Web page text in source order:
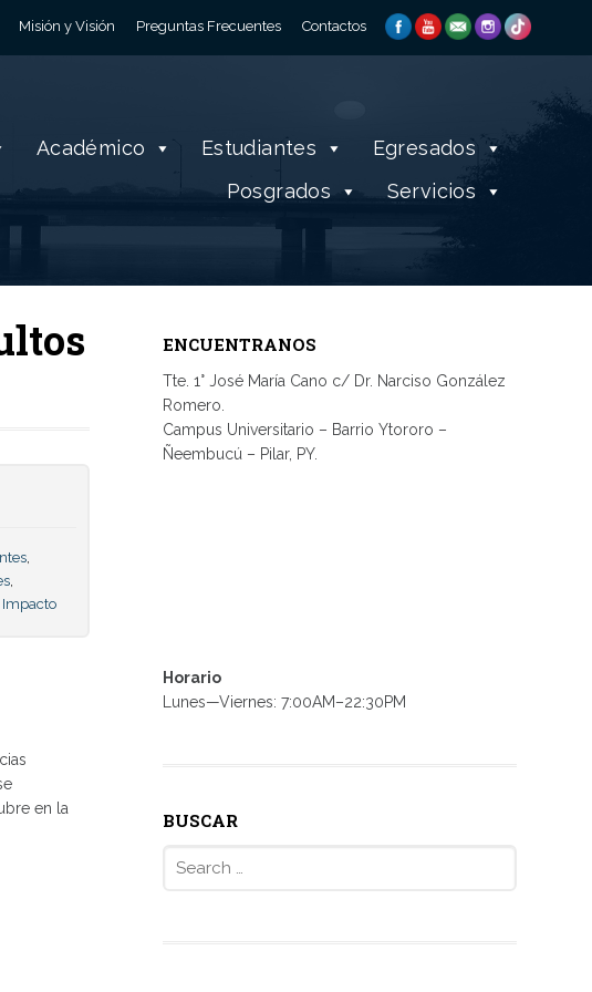
Misión y Visión Preguntas Frecuentes Contactos
Académico Estudiantes
Egresados
Posgrados
Servicios
,
,
Impacto
en la
ENCUENTRANOS
Tte. 1° José María Cano c/ Dr. Narciso González
Romero.
Campus Universitario – Barrio Ytororo –
Ñeembucú – Pilar, PY.
Horario
Lunes—Viernes: 7:00AM–22:30PM
BUSCAR